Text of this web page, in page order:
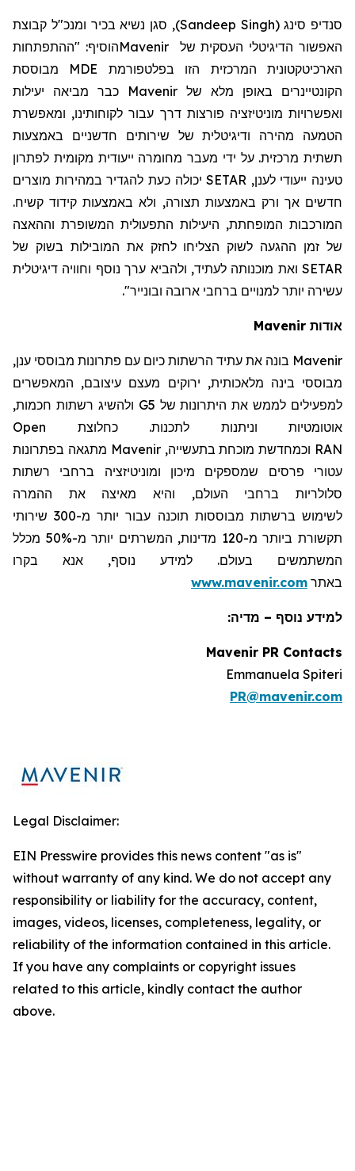
סנדיפ סינג(
Sandeep Singh
), סגן נשיא בכיר ומנכ"ל קבוצת
האפשור הדיגיטלי העסקית של
Mavenirהוסיף: "ההתפתחות
הארכיטקטונית המרכזית הזו בפלטפורמת MDE
מבוססת
הקונטיינרים באופן מלא של Mavenir כבר מביאה יעילות
ואפשרויות מוניטיזציה פורצות דרך עבור לקוחותינו, ומאפשרת
הטמעה מהירה ודיגיטלית של שירותים חדשניים באמצעות
תשתית מרכזית. על ידי מעבר מחומרה ייעודית מקומית לפתרון
טעינה ייעודי לענן, SETARיכולה כעת להגדיר במהירות מוצרים
חדשים אך ורק באמצעות תצורה, ולא באמצעות קידוד קשיח.
המורכבות המופחתת, היעילות התפעולית המשופרת וההאצה
של זמן ההגעה לשוק הצליחו לחזק את המובילות בשוק של
SETAR ואת מוכנותה לעתיד, ולהביא ערך נוסף וחוויה דיגיטלית
עשירה יותר למנויים ברחבי ארובה ובונייר".
אודות Mavenir
Mavenir בונה את עתיד הרשתות כיום עם פתרונות מבוססי ענן,
מבוססי בינה מלאכותית, ירוקים מעצם עיצובם, המאפשרים
למפעילים לממש את היתרונות של 5
G ולהשיג רשתות חכמות,
אוטומטיות וניתנות לתכנות. כחלוצת Open
RAN וכמחדשת מוכחת בתעשייה,Mavenir מתגאה בפתרונות
עטורי פרסים שמספקים מיכון ומוניטיזציה ברחבי רשתות
סלולריות ברחבי העולם, והיא מאיצה את ההמרה
לשימוש ברשתות מבוססות תוכנה עבור יותר מ-300 שירותי
תקשורת ביותר מ-120 מדינות, המשרתים יותר מ-50% מכלל
המשתמשים בעולם. למידע נוסף, אנא בקרו
באתר www.mavenir.com
למידע נוסף – מדיה:
Mavenir PR Contacts
Emmanuela Spiteri
PR@mavenir.com
Legal Disclaimer:
EIN Presswire provides this news content "as is"
without warranty of any kind. We do not accept any
responsibility or liability for the accuracy, content,
images, videos, licenses, completeness, legality, or
reliability of the information contained in this article.
If you have any complaints or copyright issues
related to this article, kindly contact the author
above.